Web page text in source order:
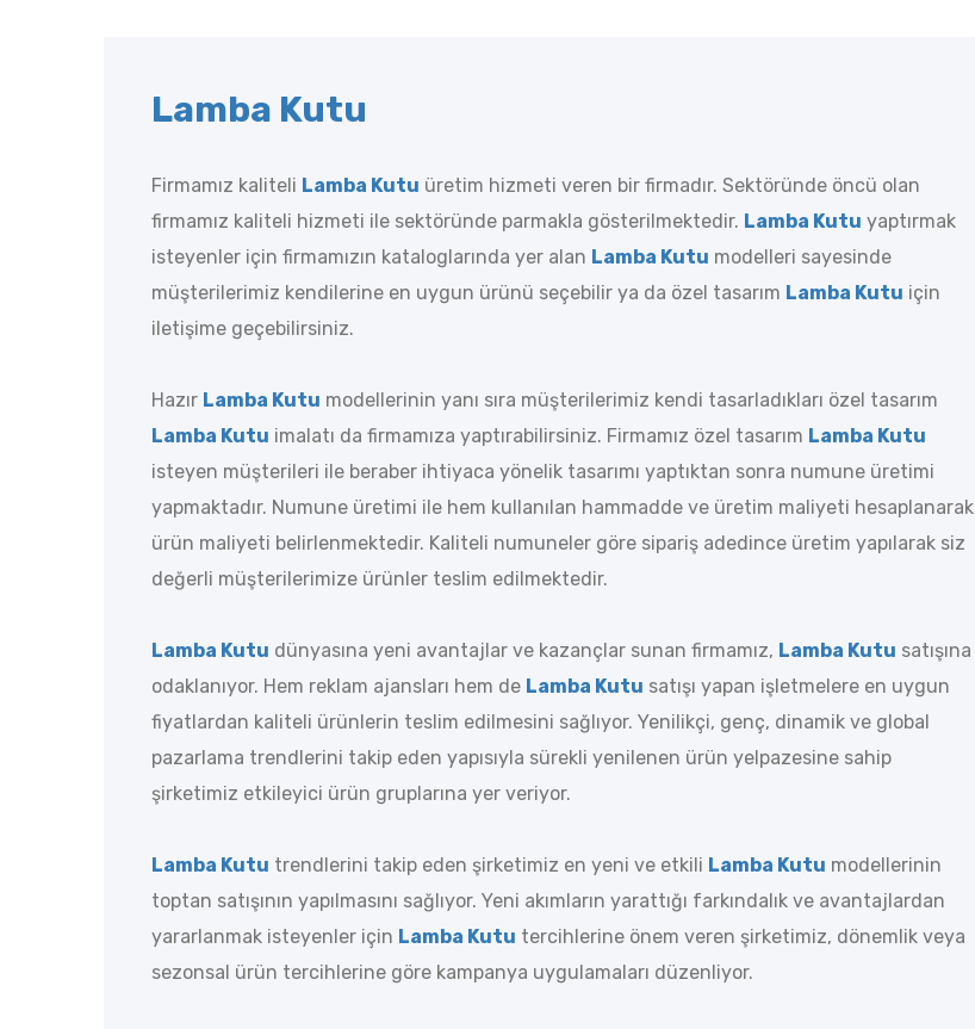
Lamba Kutu
Firmamız kaliteli Lamba Kutu üretim hizmeti veren bir firmadır. Sektöründe öncü olan
firmamız kaliteli hizmeti ile sektöründe parmakla gösterilmektedir. Lamba Kutu yaptırmak
isteyenler için firmamızın kataloglarında yer alan Lamba Kutu modelleri sayesinde
müşterilerimiz kendilerine en uygun ürünü seçebilir ya da özel tasarım Lamba Kutu için
iletişime geçebilirsiniz.
Hazır Lamba Kutu modellerinin yanı sıra müşterilerimiz kendi tasarladıkları özel tasarım
Lamba Kutu imalatı da firmamıza yaptırabilirsiniz. Firmamız özel tasarım Lamba Kutu
isteyen müşterileri ile beraber ihtiyaca yönelik tasarımı yaptıktan sonra numune üretimi
yapmaktadır. Numune üretimi ile hem kullanılan hammadde ve üretim maliyeti hesaplanarak
ürün maliyeti belirlenmektedir. Kaliteli numuneler göre sipariş adedince üretim yapılarak siz
değerli müşterilerimize ürünler teslim edilmektedir.
Lamba Kutu dünyasına yeni avantajlar ve kazançlar sunan firmamız, Lamba Kutu satışına
odaklanıyor. Hem reklam ajansları hem de Lamba Kutu satışı yapan işletmelere en uygun
fiyatlardan kaliteli ürünlerin teslim edilmesini sağlıyor. Yenilikçi, genç, dinamik ve global
pazarlama trendlerini takip eden yapısıyla sürekli yenilenen ürün yelpazesine sahip
şirketimiz etkileyici ürün gruplarına yer veriyor.
Lamba Kutu trendlerini takip eden şirketimiz en yeni ve etkili Lamba Kutu modellerinin
toptan satışının yapılmasını sağlıyor. Yeni akımların yarattığı farkındalık ve avantajlardan
yararlanmak isteyenler için Lamba Kutu tercihlerine önem veren şirketimiz, dönemlik veya
sezonsal ürün tercihlerine göre kampanya uygulamaları düzenliyor.